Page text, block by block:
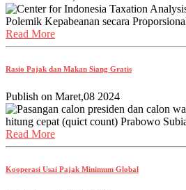
Center for Indonesia Taxation
Polemik Kepabeanan secara
Read More
Rasio Pajak dan Makan Siang Gratis
Publish on Maret,08 2024
Pasangan calon presiden dan calon
hitung cepat (quict count) Prabowo
Read More
Kooperasi Usai Pajak Minimum Global